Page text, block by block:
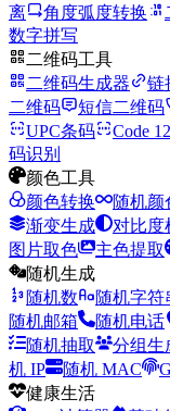
离
角度弧度转换
数字拼写
二维码工具
二维码生成器
链
二维码
短信二维码
UPC条码
Code
码识别
颜色工具
颜色转换
随机颜
渐变生成
对比度
图片取色
主色提取
随机生成
随机数
随机字符
随机邮箱
随机电话
随机抽取
分组生
机 IP
随机 MAC
健康生活